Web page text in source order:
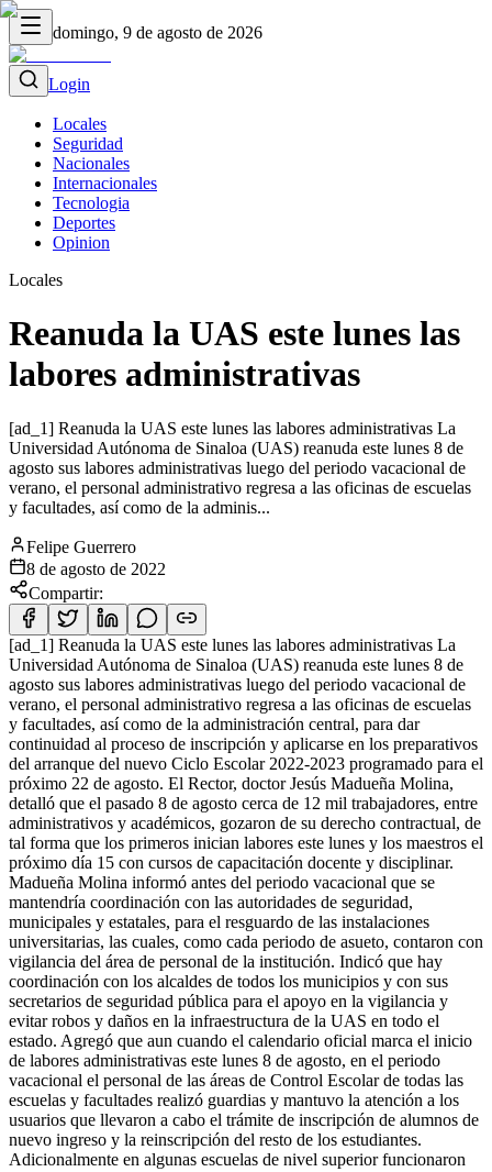
domingo, 9 de agosto de 2026
Login
Locales
Seguridad
Nacionales
Internacionales
Tecnologia
Deportes
Opinion
Locales
Reanuda la UAS este lunes las
labores administrativas
[ad_1] Reanuda la UAS este lunes las labores administrativas La
Universidad Autónoma de Sinaloa (UAS) reanuda este lunes 8 de
agosto sus labores administrativas luego del periodo vacacional de
verano, el personal administrativo regresa a las oficinas de escuelas
y facultades, así como de la adminis...
Felipe Guerrero
8 de agosto de 2022
Compartir:
[ad_1] Reanuda la UAS este lunes las labores administrativas La
Universidad Autónoma de Sinaloa (UAS) reanuda este lunes 8 de
agosto sus labores administrativas luego del periodo vacacional de
verano, el personal administrativo regresa a las oficinas de escuelas
y facultades, así como de la administración central, para dar
continuidad al proceso de inscripción y aplicarse en los preparativos
del arranque del nuevo Ciclo Escolar 2022-2023 programado para el
próximo 22 de agosto. El Rector, doctor Jesús Madueña Molina,
detalló que el pasado 8 de agosto cerca de 12 mil trabajadores, entre
administrativos y académicos, gozaron de su derecho contractual, de
tal forma que los primeros inician labores este lunes y los maestros el
próximo día 15 con cursos de capacitación docente y disciplinar.
Madueña Molina informó antes del periodo vacacional que se
mantendría coordinación con las autoridades de seguridad,
municipales y estatales, para el resguardo de las instalaciones
universitarias, las cuales, como cada periodo de asueto, contaron con
vigilancia del área de personal de la institución. Indicó que hay
coordinación con los alcaldes de todos los municipios y con sus
secretarios de seguridad pública para el apoyo en la vigilancia y
evitar robos y daños en la infraestructura de la UAS en todo el
estado. Agregó que aun cuando el calendario oficial marca el inicio
de labores administrativas este lunes 8 de agosto, en el periodo
vacacional el personal de las áreas de Control Escolar de todas las
escuelas y facultades realizó guardias y mantuvo la atención a los
usuarios que llevaron a cabo el trámite de inscripción de alumnos de
nuevo ingreso y la reinscripción del resto de los estudiantes.
Adicionalmente en algunas escuelas de nivel superior funcionaron